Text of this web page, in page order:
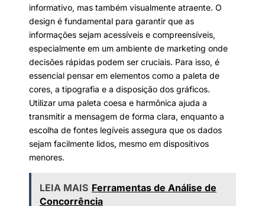
informativo, mas também visualmente atraente. O
design é fundamental para garantir que as
informações sejam acessíveis e compreensíveis,
especialmente em um ambiente de marketing onde
decisões rápidas podem ser cruciais. Para isso, é
essencial pensar em elementos como a paleta de
cores, a tipografia e a disposição dos gráficos.
Utilizar uma paleta coesa e harmônica ajuda a
transmitir a mensagem de forma clara, enquanto a
escolha de fontes legíveis assegura que os dados
sejam facilmente lidos, mesmo em dispositivos
menores.
LEIA MAIS Ferramentas de Análise de
Concorrência